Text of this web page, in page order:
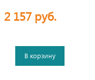
2 157 руб.
В корзину